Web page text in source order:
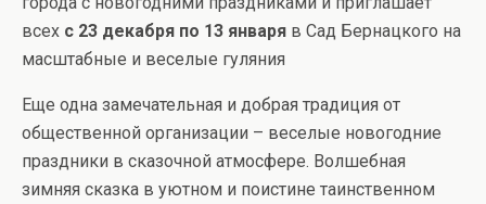
всех с 23 декабря по 13 января в Сад Бернацкого на
масштабные и веселые гуляния
Еще одна замечательная и добрая традиция от
общественной организации – веселые новогодние
праздники в сказочной атмосфере. Волшебная
зимняя сказка в уютном и поистине таинственном